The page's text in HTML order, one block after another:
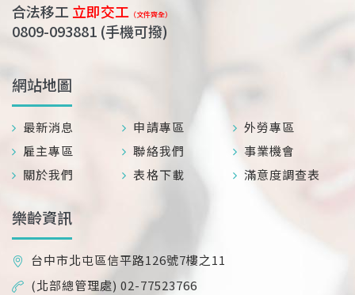
合法移工立即交工 （文件齊全）
0809-093881 (手機可撥)
網站地圖
最新消息 申請專區
外勞專區
雇主專區
聯絡我們
事業機會
關於我們
表格下載 滿意度調查表
樂齡資訊
台中市北屯區信平路126號7樓之11
(北部總管理處) 02-77523766